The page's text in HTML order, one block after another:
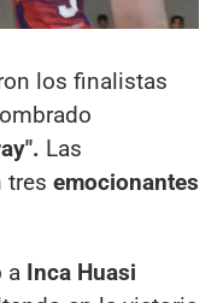
los finalistas
Las
tres emocionantes
a Inca Huasi